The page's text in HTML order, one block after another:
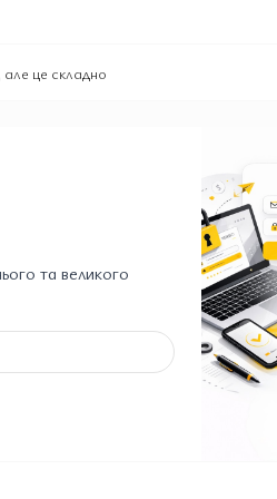
це складно
та великого